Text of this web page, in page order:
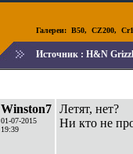
Галереи: B50, CZ200,
Источник : H&N
Winston7
01-07-2015
19:39
Летят, нет?
Ни кто не